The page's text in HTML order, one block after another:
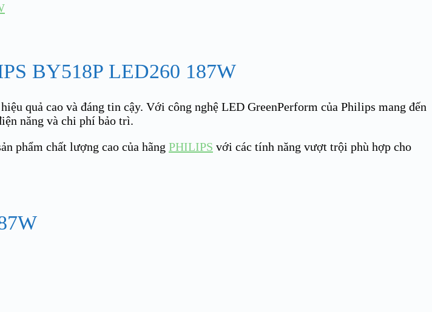
BY518P LED260 187W
quả cao và đáng tin cậy. Với công nghệ LED GreenPerform của Philips mang đến
năng và chi phí bảo trì.
phẩm chất lượng cao của hãng PHILIPS với các tính năng vượt trội phù hợp cho